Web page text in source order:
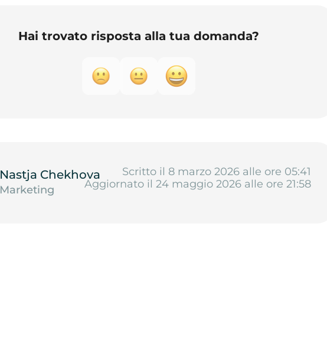
Hai trovato risposta alla tua domanda?
Nastja Chekhova
Marketing
Scritto il 8 marzo 2026 alle ore 05:41
Aggiornato il 24 maggio 2026 alle ore 21:58